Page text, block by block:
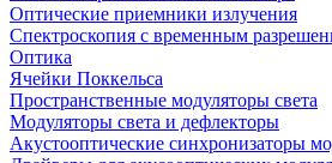
Оптические приемники излучения
Спектроскопия с временным
Оптика
Ячейки Поккельса
Пространственные модуляторы света
Модуляторы света и дефлекторы
Акустооптические синхронизаторы